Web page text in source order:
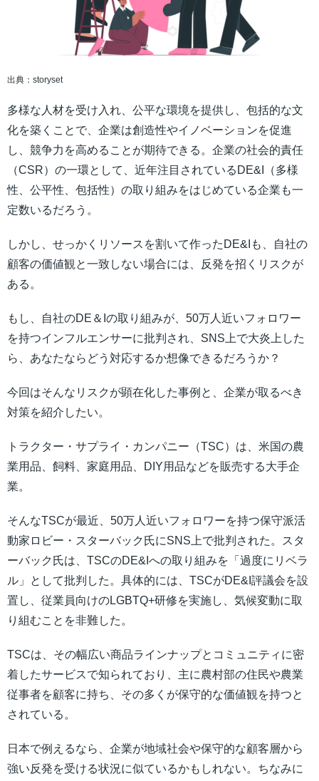
出典：storyset
多様な人材を受け入れ、公平な環境を提供し、包括的な文
化を築くことで、企業は創造性やイノベーションを促進
し、競争力を高めることが期待できる。企業の社会的責任
（CSR）の一環として、近年注目されているDE&I（多様
性、公平性、包括性）の取り組みをはじめている企業も一
定数いるだろう。
しかし、せっかくリソースを割いて作ったDE&Iも、自社の
顧客の価値観と一致しない場合には、反発を招くリスクが
ある。
もし、自社のDE＆Iの取り組みが、50万人近いフォロワー
を持つインフルエンサーに批判され、SNS上で大炎上した
ら、あなたならどう対応するか想像できるだろうか？
今回はそんなリスクが顕在化した事例と、企業が取るべき
対策を紹介したい。
トラクター・サプライ・カンパニー（TSC）は、米国の農
業用品、飼料、家庭用品、DIY用品などを販売する大手企
業。
そんなTSCが最近、50万人近いフォロワーを持つ保守派活
動家ロビー・スターバック氏にSNS上で批判された。スタ
ーバック氏は、TSCのDE&Iへの取り組みを「過度にリベラ
ル」として批判した。具体的には、TSCがDE&I評議会を設
置し、従業員向けのLGBTQ+研修を実施し、気候変動に取
り組むことを非難した。
TSCは、その幅広い商品ラインナップとコミュニティに密
着したサービスで知られており、主に農村部の住民や農業
従事者を顧客に持ち、その多くが保守的な価値観を持つと
されている。
日本で例えるなら、企業が地域社会や保守的な顧客層から
強い反発を受ける状況に似ているかもしれない。ちなみに